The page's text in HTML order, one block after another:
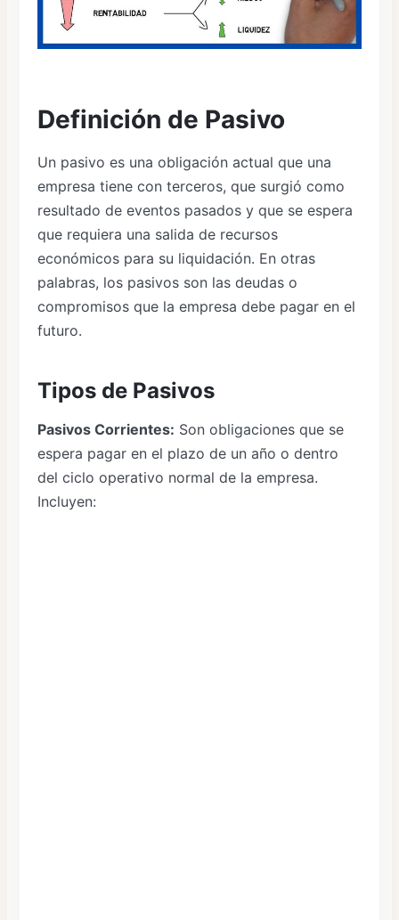
Definición de Pasivo
Un pasivo es una obligación actual que una
empresa tiene con terceros, que surgió como
resultado de eventos pasados y que se espera
que requiera una salida de recursos
económicos para su liquidación. En otras
palabras, los pasivos son las deudas o
compromisos que la empresa debe pagar en el
futuro.
Tipos de Pasivos
Pasivos Corrientes: Son obligaciones que se
espera pagar en el plazo de un año o dentro
del ciclo operativo normal de la empresa.
Incluyen: